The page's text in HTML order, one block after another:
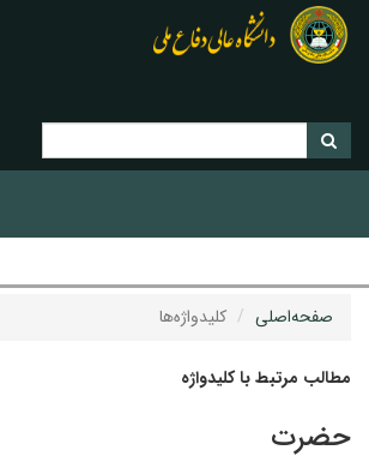
صفحه‌اصلی کلیدواژه‌ها
مطالب مرتبط با کلیدواژه
حضرت